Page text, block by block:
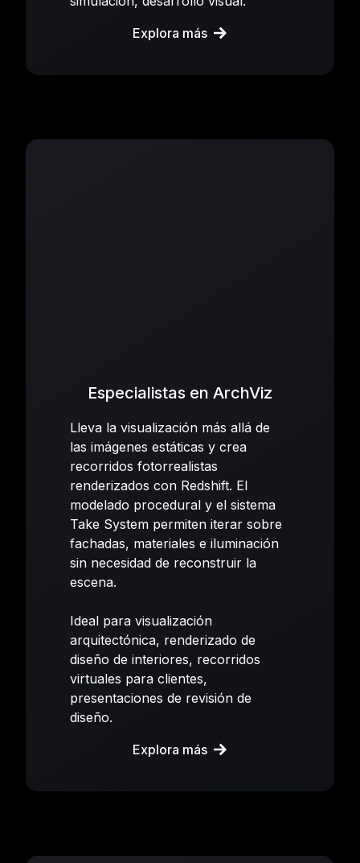
Explora más
Especialistas en ArchViz
Lleva la visualización más allá de
las imágenes estáticas y crea
recorridos fotorrealistas
renderizados con Redshift. El
modelado procedural y el sistema
Take System permiten iterar sobre
fachadas, materiales e iluminación
sin necesidad de reconstruir la
escena.
Ideal para visualización
arquitectónica, renderizado de
diseño de interiores, recorridos
virtuales para clientes,
presentaciones de revisión de
diseño.
Explora más